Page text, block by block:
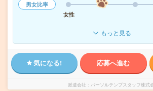
男女比率
女性
もっと見る
気になる! 応募へ進む
派遣会社 パーソルテンプスタッフ株式